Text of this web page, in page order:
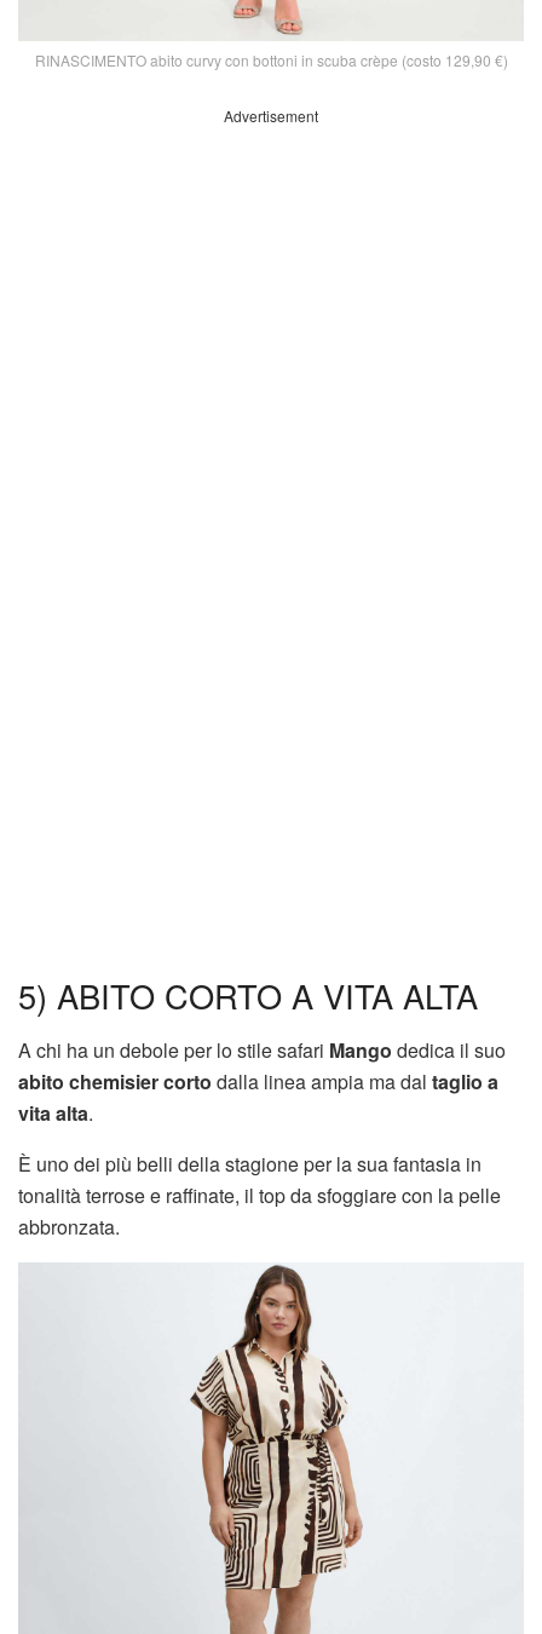
RINASCIMENTO abito curvy con bottoni in scuba crèpe (costo 129,90 €)
Advertisement
5) ABITO CORTO A VITA ALTA
A chi ha un debole per lo stile safari Mango dedica il suo
abito chemisier corto dalla linea ampia ma dal taglio a
vita alta.
È uno dei più belli della stagione per la sua fantasia in
tonalità terrose e raffinate, il top da sfoggiare con la pelle
abbronzata.